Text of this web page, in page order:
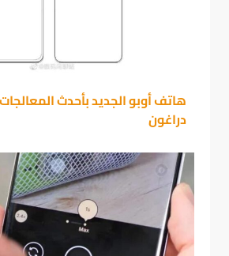
هاتف أوبو الجديد بأحدث
دراغون